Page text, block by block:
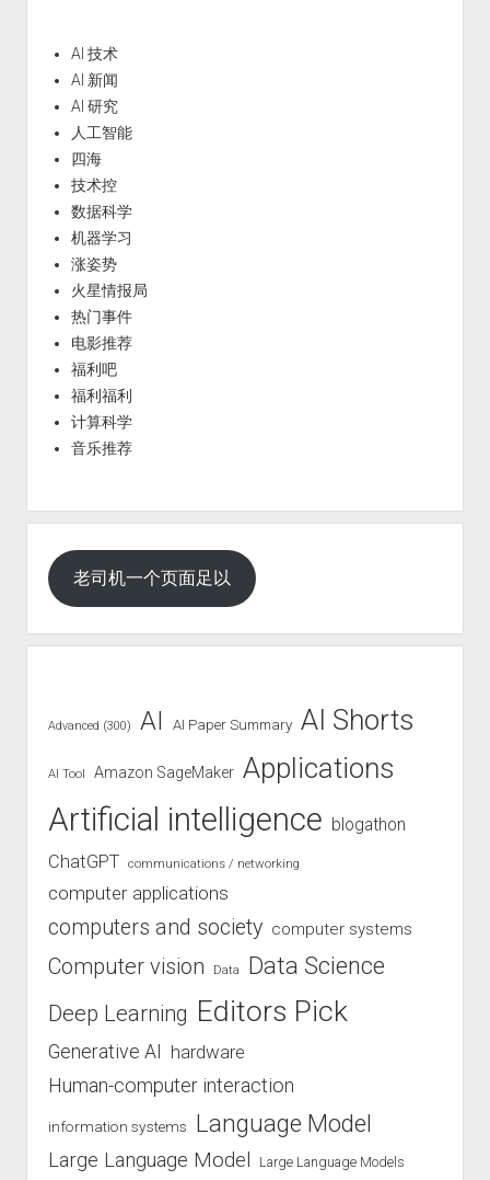
AI 技术
AI 新闻
AI 研究
人工智能
四海
技术控
数据科学
机器学习
涨姿势
火星情报局
热门事件
电影推荐
福利吧
福利福利
计算科学
音乐推荐
老司机一个页面足以
Advanced (300) AI AI Paper Summary AI Shorts
AI Tool Amazon SageMaker Applications
Artificial intelligence blogathon
ChatGPT communications / networking
computer applications
computers and society computer systems
Computer vision Data Data Science
Deep Learning Editors Pick
Generative AI hardware
Human-computer interaction
information systems Language Model
Large Language Model Large Language Models